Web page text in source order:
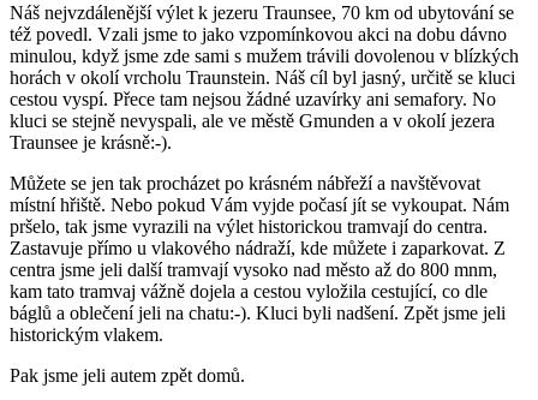
Náš nejvzdálenější výlet k jezeru Traunsee, 70 km od ubytování se
též povedl. Vzali jsme to jako vzpomínkovou akci na dobu dávno
minulou, když jsme zde sami s mužem trávili dovolenou v blízkých
horách v okolí vrcholu Traunstein. Náš cíl byl jasný, určitě se kluci
cestou vyspí. Přece tam nejsou žádné uzavírky ani semafory. No
kluci se stejně nevyspali, ale ve městě Gmunden a v okolí jezera
Traunsee je krásně:-).
Můžete se jen tak procházet po krásném nábřeží a navštěvovat
místní hřiště. Nebo pokud Vám vyjde počasí jít se vykoupat. Nám
pršelo, tak jsme vyrazili na výlet historickou tramvají do centra.
Zastavuje přímo u vlakového nádraží, kde můžete i zaparkovat. Z
centra jsme jeli další tramvají vysoko nad město až do 800 mnm,
kam tato tramvaj vážně dojela a cestou vyložila cestující, co dle
báglů a oblečení jeli na chatu:-). Kluci byli nadšení. Zpět jsme jeli
historickým vlakem.
Pak jsme jeli autem zpět domů.